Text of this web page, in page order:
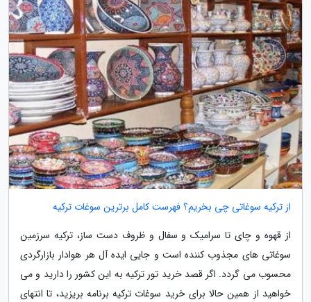
از ترکیه سوغاتی چی بخریم؟ فهرست کامل برترین سوغات ترکیه
از قهوه و چای تا سرامیک و سفال و ظروف دست ساز، ترکیه سرزمین
سوغاتی های مجذوب کننده است و جایی ایده آل هر هوادار بازارگردی
محسوب می گردد. اگر قصد خرید تور ترکیه به این کشور را دارید و می
خواهید از همین حالا برای خرید سوغات ترکیه برنامه بریزید، تا انتهای